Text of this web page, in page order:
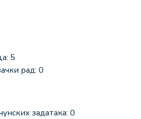
5
рад: 0
задатака: 0